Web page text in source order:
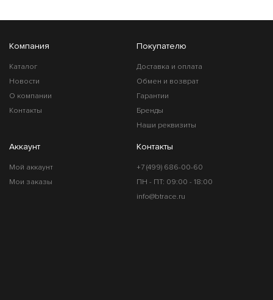
Компания
Каталог
Новости
О компании
Контакты
Покупателю
Доставка и оплата
Обмен и возврат
Гарантии
Бренды
Наши реквизиты
Аккаунт
Мой аккаунт
Мои заказы
Контакты
+7 (499) 686-00-60
ПН - ПТ: 09:00 - 18:00
info@btrace.ru